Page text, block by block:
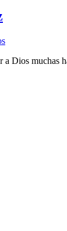
Dios muchas